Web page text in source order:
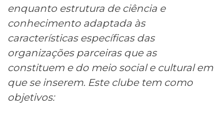
enquanto estrutura de ciência e
conhecimento adaptada às
características específicas das
organizações parceiras que as
constituem e do meio social e cultural em
que se inserem. Este clube tem como
objetivos: